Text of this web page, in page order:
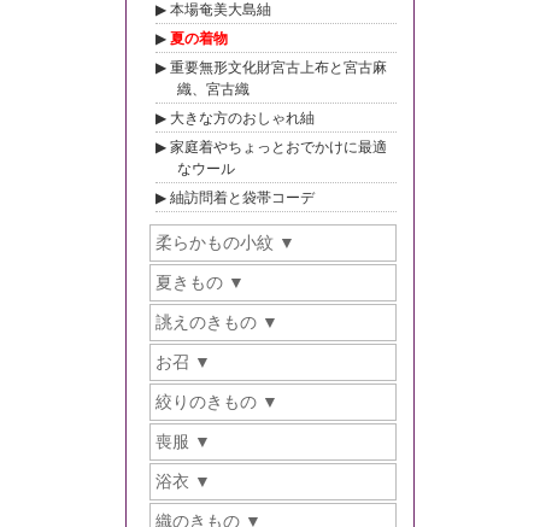
本場奄美大島紬
夏の着物
重要無形文化財宮古上布と宮古麻
織、宮古織
大きな方のおしゃれ紬
家庭着やちょっとおでかけに最適
なウール
紬訪問着と袋帯コーデ
柔らかもの小紋
夏きもの
誂えのきもの
お召
絞りのきもの
喪服
浴衣
織のきもの